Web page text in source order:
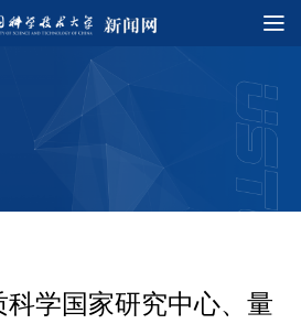
学国家研究中心、量